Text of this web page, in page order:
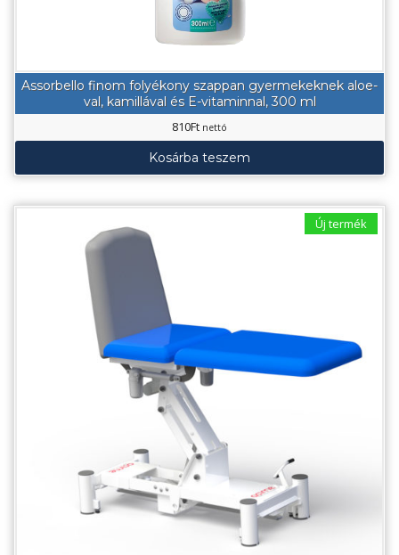
Assorbello finom folyékony szappan gyermekeknek aloe-
val, kamillával és E-vitaminnal, 300 ml
810Ft nettó
Kosárba teszem
Új termék